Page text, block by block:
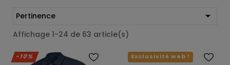
Pertinence 
Affichage 1-24 de 63 article(s)
-10% Exclusivité web !